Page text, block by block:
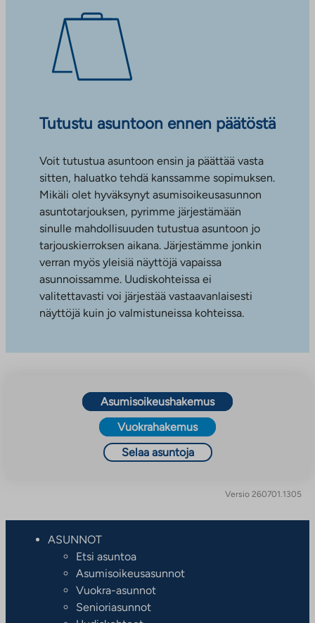
Tutustu asuntoon ennen päätöstä
Voit tutustua asuntoon ensin ja päättää vasta
sitten, haluatko tehdä kanssamme sopimuksen.
Mikäli olet hyväksynyt asumisoikeusasunnon
asuntotarjouksen, pyrimme järjestämään
sinulle mahdollisuuden tutustua asuntoon jo
tarjouskierroksen aikana. Järjestämme jonkin
verran myös yleisiä näyttöjä vapaissa
asunnoissamme. Uudiskohteissa ei
valitettavasti voi järjestää vastaavanlaisesti
näyttöjä kuin jo valmistuneissa kohteissa.
Asumisoikeushakemus
Vuokrahakemus
Selaa asuntoja
Versio 260701.1305
ASUNNOT
Etsi asuntoa
Asumisoikeusasunnot
Vuokra-asunnot
Senioriasunnot